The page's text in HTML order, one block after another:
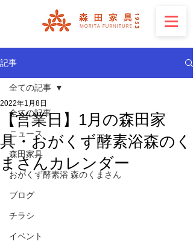
記事
全ての記事
ニュース
森田家具
おがくず酵素浴 森のくまさん
ブログ
チラシ
イベント
全ての記事
【営業日】1月の森田家
具・おがくず酵素浴森のく
まさんカレンダー
2022年1月8日